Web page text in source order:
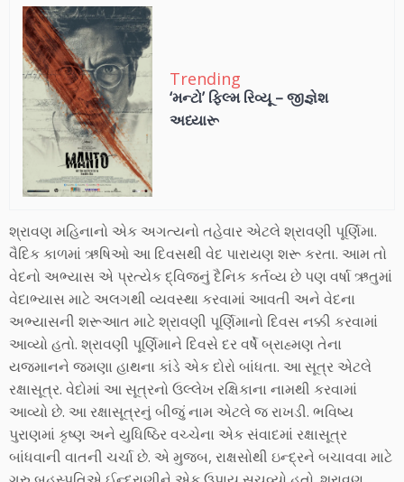
Trending
‘મન્ટો’ ફિલ્મ રિવ્યૂ – જીજ્ઞેશ
અધ્યારૂ
શ્રાવણ મહિનાનો એક અગત્યનો તહેવાર એટલે શ્રાવણી પૂર્ણિમા.
વૈદિક કાળમાં ઋષિઓ આ દિવસથી વેદ પારાયણ શરૂ કરતા. આમ તો
વેદનો અભ્યાસ એ પ્રત્યેક દ્વિજનું દૈનિક કર્તવ્ય છે પણ વર્ષા ઋતુમાં
વેદાભ્યાસ માટે અલગથી વ્યવસ્થા કરવામાં આવતી અને વેદના
અભ્યાસની શરૂઆત માટે શ્રાવણી પૂર્ણિમાનો દિવસ નક્કી કરવામાં
આવ્યો હતો. શ્રાવણી પૂર્ણિમાને દિવસે દર વર્ષે બ્રાહ્મણ તેના
યજમાનને જમણા હાથના કાંડે એક દોરો બાંધતા. આ સૂત્ર એટલે
રક્ષાસૂત્ર. વેદોમાં આ સૂત્રનો ઉલ્લેખ રક્ષિકાના નામથી કરવામાં
આવ્યો છે. આ રક્ષાસૂત્રનું બીજું નામ એટલે જ રાખડી. ભવિષ્ય
પુરાણમાં કૃષ્ણ અને યુધિષ્ઠિર વચ્ચેના એક સંવાદમાં રક્ષાસૂત્ર
બાંધવાની વાતની ચર્ચા છે. એ મુજબ, રાક્ષસોથી ઇન્દ્રને બચાવવા માટે